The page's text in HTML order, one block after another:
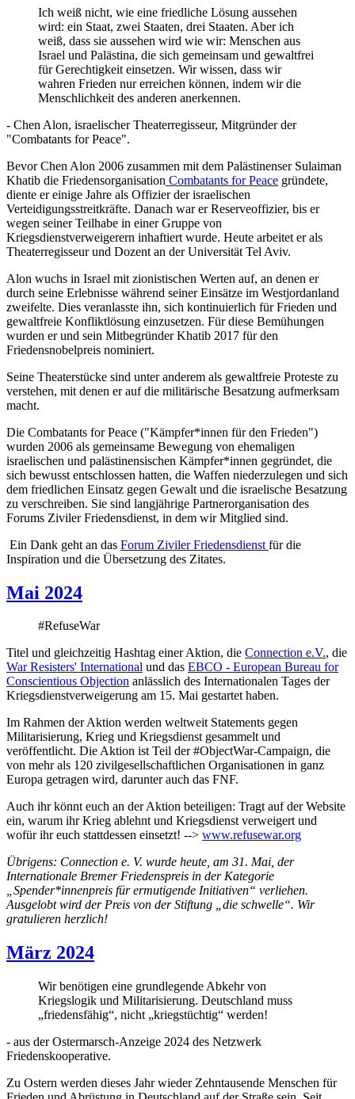
Ich weiß nicht, wie eine friedliche Lösung aussehen
wird: ein Staat, zwei Staaten, drei Staaten. Aber ich
weiß, dass sie aussehen wird wie wir: Menschen aus
Israel und Palästina, die sich gemeinsam und gewaltfrei
für Gerechtigkeit einsetzen. Wir wissen, dass wir
wahren Frieden nur erreichen können, indem wir die
Menschlichkeit des anderen anerkennen.
- Chen Alon, israelischer Theaterregisseur, Mitgründer der
"Combatants for Peace".
Bevor Chen Alon 2006 zusammen mit dem Palästinenser Sulaiman
Khatib die Friedensorganisation Combatants for Peace gründete,
diente er einige Jahre als Offizier der israelischen
Verteidigungsstreitkräfte. Danach war er Reserveoffizier, bis er
wegen seiner Teilhabe in einer Gruppe von
Kriegsdienstverweigerern inhaftiert wurde. Heute arbeitet er als
Theaterregisseur und Dozent an der Universität Tel Aviv.
Alon wuchs in Israel mit zionistischen Werten auf, an denen er
durch seine Erlebnisse während seiner Einsätze im Westjordanland
zweifelte. Dies veranlasste ihn, sich kontinuierlich für Frieden und
gewaltfreie Konfliktlösung einzusetzen. Für diese Bemühungen
wurden er und sein Mitbegründer Khatib 2017 für den
Friedensnobelpreis nominiert.
Seine Theaterstücke sind unter anderem als gewaltfreie Proteste zu
verstehen, mit denen er auf die militärische Besatzung aufmerksam
macht.
Die Combatants for Peace ("Kämpfer*innen für den Frieden")
wurden 2006 als gemeinsame Bewegung von ehemaligen
israelischen und palästinensischen Kämpfer*innen gegründet, die
sich bewusst entschlossen hatten, die Waffen niederzulegen und sich
dem friedlichen Einsatz gegen Gewalt und die israelische Besatzung
zu verschreiben. Sie sind langjährige Partnerorganisation des
Forums Ziviler Friedensdienst, in dem wir Mitglied sind.
Ein Dank geht an das Forum Ziviler Friedensdienst für die
Inspiration und die Übersetzung des Zitates.
Mai 2024
#RefuseWar
Titel und gleichzeitig Hashtag einer Aktion, die Connection e.V., die
War Resisters' International und das EBCO - European Bureau for
Conscientious Objection anlässlich des Internationalen Tages der
Kriegsdienstverweigerung am 15. Mai gestartet haben.
Im Rahmen der Aktion werden weltweit Statements gegen
Militarisierung, Krieg und Kriegsdienst gesammelt und
veröffentlicht. Die Aktion ist Teil der #ObjectWar-Campaign, die
von mehr als 120 zivilgesellschaftlichen Organisationen in ganz
Europa getragen wird, darunter auch das FNF.
Auch ihr könnt euch an der Aktion beteiligen: Tragt auf der Website
ein, warum ihr Krieg ablehnt und Kriegsdienst verweigert und
wofür ihr euch stattdessen einsetzt! --> www.refusewar.org
Übrigens: Connection e. V. wurde heute, am 31. Mai, der
Internationale Bremer Friedenspreis in der Kategorie
„Spender*innenpreis für ermutigende Initiativen“ verliehen.
Ausgelobt wird der Preis von der Stiftung „die schwelle“. Wir
gratulieren herzlich!
März 2024
Wir benötigen eine grundlegende Abkehr von
Kriegslogik und Militarisierung. Deutschland muss
„friedensfähig“, nicht „kriegstüchtig“ werden!
- aus der Ostermarsch-Anzeige 2024 des Netzwerk
Friedenskooperative.
Zu Ostern werden dieses Jahr wieder Zehntausende Menschen für